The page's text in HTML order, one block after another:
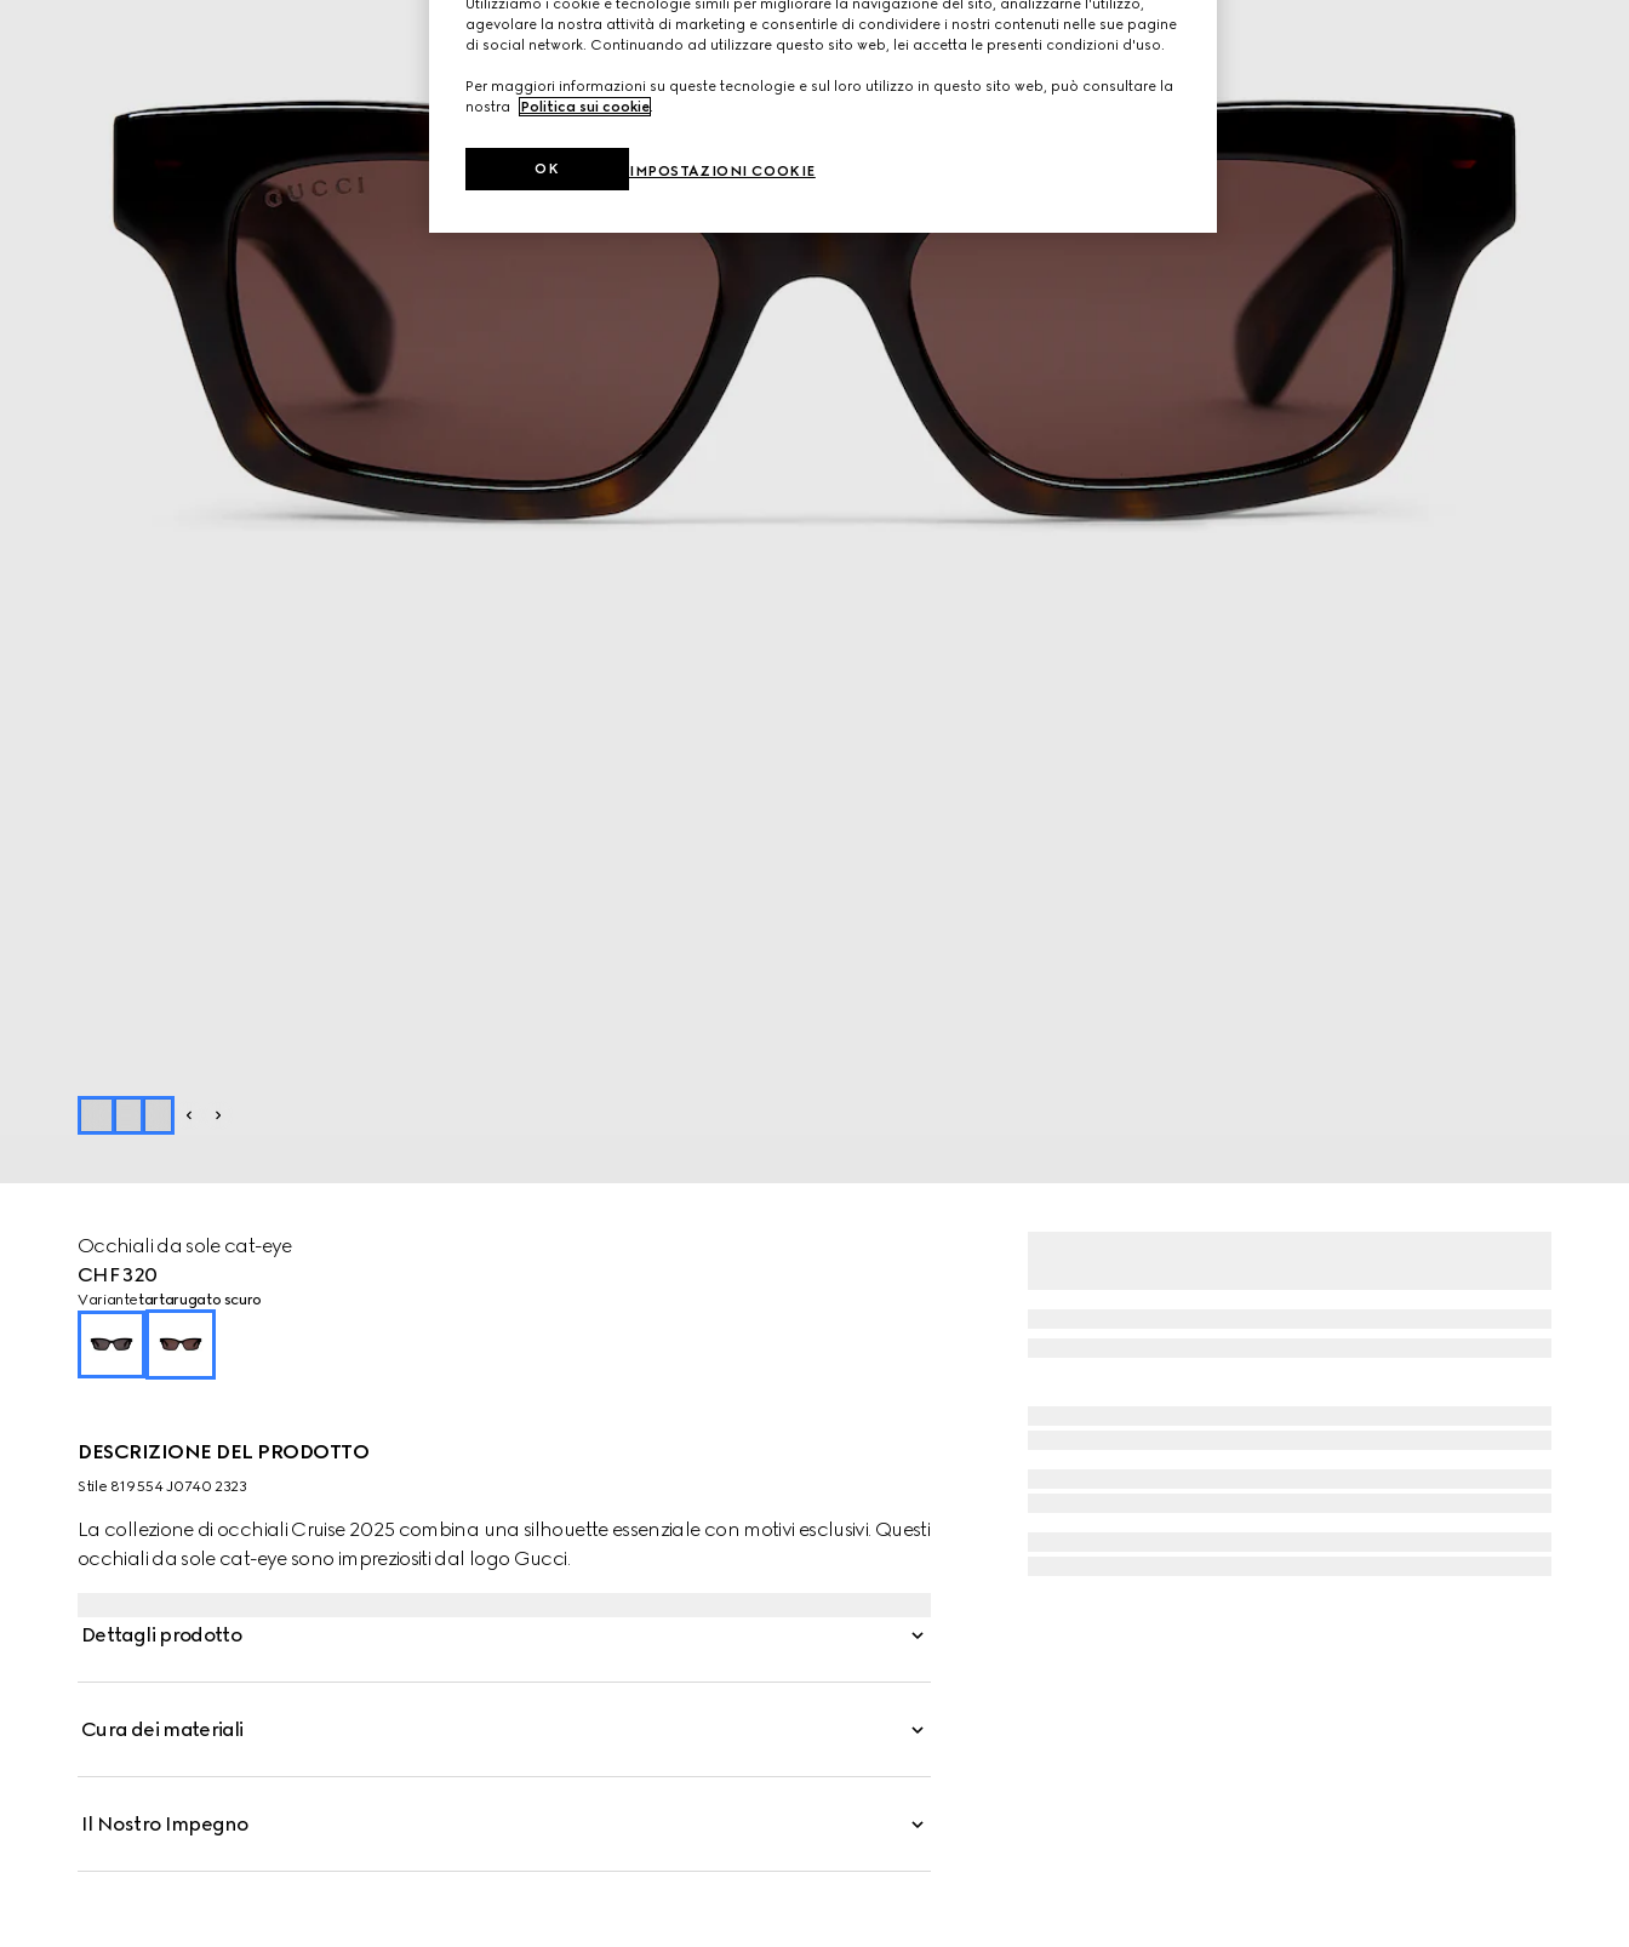
Occhiali da sole cat-eye
CHF 320
Variantetartarugato scuro
DESCRIZIONE DEL PRODOTTO
Stile ‎819554 J0740 2323
La collezione di occhiali Cruise 2025 combina una silhouette essenziale con motivi esclusivi. Questi
occhiali da sole cat-eye sono impreziositi dal logo Gucci.
Dettagli prodotto
Cura dei materiali
Il Nostro Impegno
Utilizziamo i cookie e tecnologie simili per migliorare la navigazione del sito, analizzarne l'utilizzo,
agevolare la nostra attività di marketing e consentirle di condividere i nostri contenuti nelle sue pagine
di social network. Continuando ad utilizzare questo sito web, lei accetta le presenti condizioni d'uso.
Per maggiori informazioni su queste tecnologie e sul loro utilizzo in questo sito web, può consultare la
nostra
Politica sui cookie.
IMPOSTAZIONI COOKIE
OK